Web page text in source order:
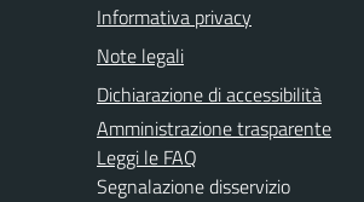
Informativa privacy
Note legali
Dichiarazione di accessibilità
Amministrazione trasparente
Leggi le FAQ
Segnalazione disservizio